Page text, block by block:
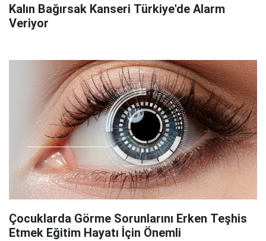
Kalın Bağırsak Kanseri Türkiye'de Alarm
Veriyor
Çocuklarda Görme Sorunlarını Erken Teşhis
Etmek Eğitim Hayatı İçin Önemli